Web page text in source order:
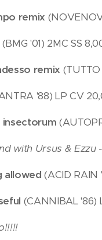
remix
(BMG '01) 2MC SS
remix (TUTTO
'88) LP CV
insectorum
with Ursus & Ezzu -
allowed(ACID RAIN
(CANNIBAL '86)